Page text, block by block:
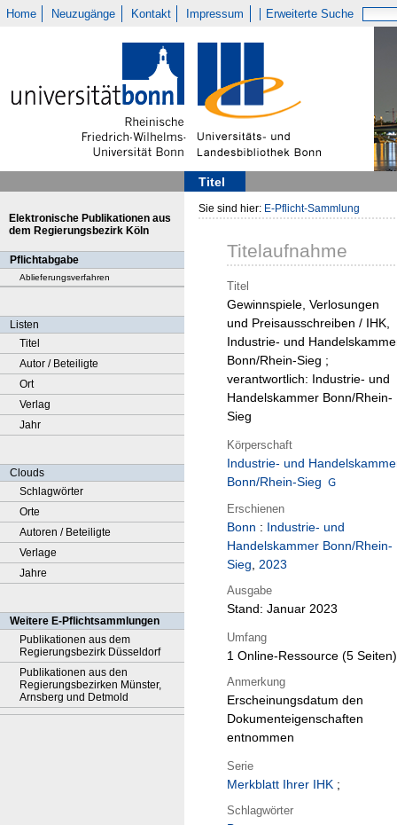
Home Neuzugänge Kontakt Impressum Erweiterte Suche
Titel
Elektronische Publikationen aus
dem Regierungsbezirk Köln
Pflichtabgabe
Ablieferungsverfahren
Listen
Titel
Autor / Beteiligte
Ort
Verlag
Jahr
Clouds
Schlagwörter
Orte
Autoren / Beteiligte
Verlage
Jahre
Weitere E-Pflichtsammlungen
Publikationen aus dem
Regierungsbezirk Düsseldorf
Publikationen aus den
Regierungsbezirken Münster,
Arnsberg und Detmold
Sie sind hier: E-Pflicht-Sammlung
Titelaufnahme
Titel
Gewinnspiele, Verlosungen
und Preisausschreiben / IHK,
Industrie- und
Bonn/Rhein-Sieg ;
verantwortlich: Industrie- und
Handelskammer Bonn/Rhein-
Sieg
Körperschaft
Industrie- und
Bonn/Rhein-Sieg
Erschienen
Bonn : Industrie- und
Handelskammer Bonn/Rhein-
Sieg, 2023
Ausgabe
Stand: Januar 2023
Umfang
1 Online-Ressource (5 Seiten)
Anmerkung
Erscheinungsdatum den
Dokumenteigenschaften
entnommen
Serie
Merkblatt Ihrer IHK ;
Schlagwörter